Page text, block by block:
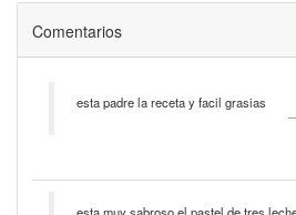
Comentarios
esta padre la receta y facil grasias